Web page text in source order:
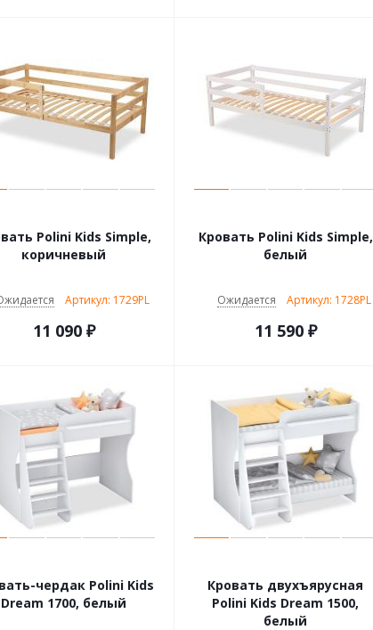
Polini Kids Simple,
коричневый
Артикул: 1729PL
11 090₽
Кровать Polini Kids Simple,
белый
Ожидается Артикул: 1728PL
11 590₽
чердак Polini Kids
Dream 1700, белый
Кровать двухъярусная
Polini Kids Dream 1500,
белый